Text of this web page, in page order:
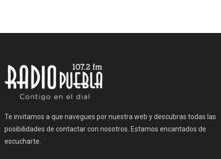
Te invitamos a que navegues por nuestra web y descubras todas las
posibilidades de contactar con nosotros. Estamos encantados de
escucharte.